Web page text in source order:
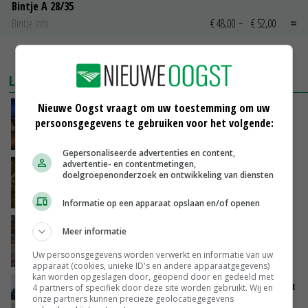
Bintje A 28/35
Bintje Info
€ 48,00 ~ € 52,00
LAATSTE NIEUWS
Nettowinst Royal A-ware onder druk ondanks
hogere omzet
Aandeel China in wereldwijde fritesexport
neemt verder toe
VANDAAG, 14:01
Eierprijzen lijken dieptepunt achter zich te
VANDAAG, 13:27
LTO en NAJK roepen leden op Brabants protest
te steunen
Nieuwe Oogst vraagt om uw toestemming om uw
persoonsgegevens te gebruiken voor het volgende:
Gepersonaliseerde advertenties en content,
advertentie- en contentmetingen,
doelgroepenonderzoek en ontwikkeling van diensten
Informatie op een apparaat opslaan en/of openen
Meer informatie
Uw persoonsgegevens worden verwerkt en informatie van uw
apparaat (cookies, unieke ID's en andere apparaatgegevens)
kan worden opgeslagen door, geopend door en gedeeld met
4 partners of specifiek door deze site worden gebruikt. Wij en
onze partners kunnen precieze geolocatiegegevens